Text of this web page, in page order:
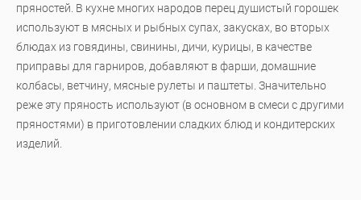
пряностей. В кухне многих народов перец душистый горошек
используют в мясных и рыбных супах, закусках, во вторых
блюдах из говядины, свинины, дичи, курицы, в качестве
приправы для гарниров, добавляют в фарши, домашние
колбасы, ветчину, мясные рулеты и паштеты. Значительно
реже эту пряность используют (в основном в смеси с другими
пряностями) в приготовлении сладких блюд и кондитерских
изделий.